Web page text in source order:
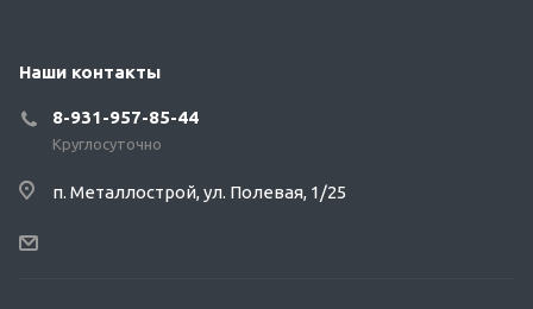
Наши контакты
8-931-957-85-44
Круглосуточно
п. Металлострой, ул. Полевая, 1/25